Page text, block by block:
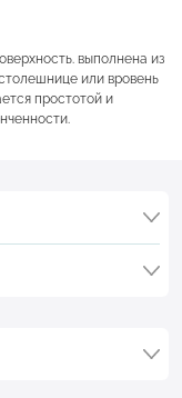
выполнена из
или вровень
простотой и